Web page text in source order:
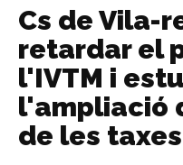
Cs de Vila-
retardar el
l'IVTM i
l'ampliació
de les